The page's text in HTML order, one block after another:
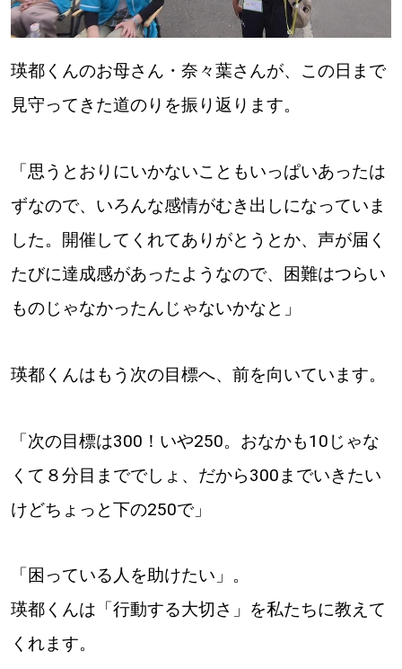
瑛都くんのお母さん・奈々葉さんが、この日まで
見守ってきた道のりを振り返ります。
「思うとおりにいかないこともいっぱいあったは
ずなので、いろんな感情がむき出しになっていま
した。開催してくれてありがとうとか、声が届く
たびに達成感があったようなので、困難はつらい
ものじゃなかったんじゃないかなと」
瑛都くんはもう次の目標へ、前を向いています。
「次の目標は300！いや250。おなかも10じゃな
くて８分目まででしょ、だから300までいきたい
けどちょっと下の250で」
「困っている人を助けたい」。
瑛都くんは「行動する大切さ」を私たちに教えて
くれます。